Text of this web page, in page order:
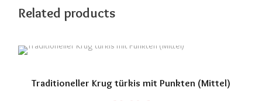
Related products
Traditioneller Krug türkis mit Punkten (Mittel)